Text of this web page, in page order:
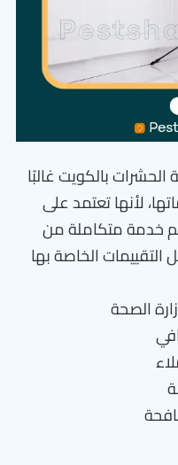
بالكويت غالبًا
لأنها تعتمد على
خدمة متكاملة من
الخاصة بها
الصحة